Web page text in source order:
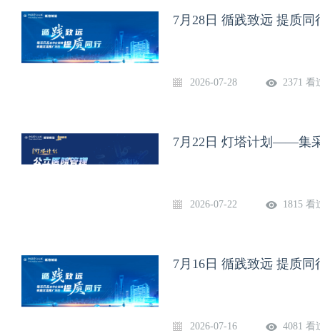
7月28日 循践致远 提质
2026-07-28 2371 看
7月22日 灯塔计划——集
2026-07-22 1815 看
7月16日 循践致远 提质
2026-07-16 4081 看